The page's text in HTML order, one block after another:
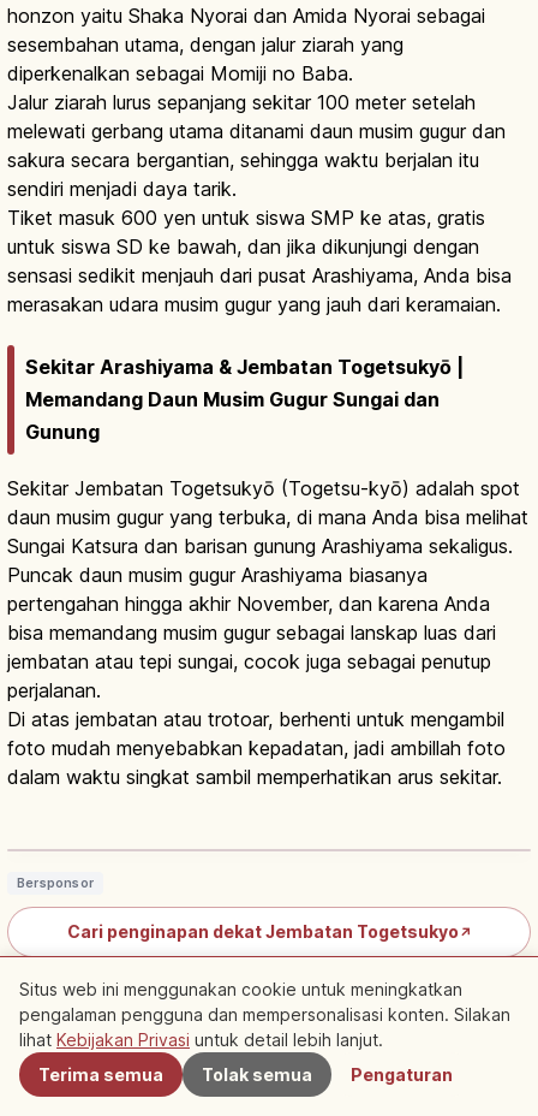
honzon yaitu Shaka Nyorai dan Amida Nyorai sebagai
sesembahan utama, dengan jalur ziarah yang
diperkenalkan sebagai Momiji no Baba.
Jalur ziarah lurus sepanjang sekitar 100 meter setelah
melewati gerbang utama ditanami daun musim gugur dan
sakura secara bergantian, sehingga waktu berjalan itu
sendiri menjadi daya tarik.
Tiket masuk 600 yen untuk siswa SMP ke atas, gratis
untuk siswa SD ke bawah, dan jika dikunjungi dengan
sensasi sedikit menjauh dari pusat Arashiyama, Anda bisa
merasakan udara musim gugur yang jauh dari keramaian.
Sekitar Arashiyama & Jembatan Togetsukyō |
Memandang Daun Musim Gugur Sungai dan
Gunung
Sekitar Jembatan Togetsukyō (Togetsu-kyō) adalah spot
daun musim gugur yang terbuka, di mana Anda bisa melihat
Sungai Katsura dan barisan gunung Arashiyama sekaligus.
Puncak daun musim gugur Arashiyama biasanya
pertengahan hingga akhir November, dan karena Anda
bisa memandang musim gugur sebagai lanskap luas dari
jembatan atau tepi sungai, cocok juga sebagai penutup
perjalanan.
Di atas jembatan atau trotoar, berhenti untuk mengambil
foto mudah menyebabkan kepadatan, jadi ambillah foto
dalam waktu singkat sambil memperhatikan arus sekitar.
Jembatan Togetsukyo Arashiyama
Berkunjung
Bersponsor
Cari penginapan dekat Jembatan Togetsukyo ↗
Cari aktivitas di Jembatan Togetsukyo↗
Terdekat
Situs web ini menggunakan cookie untuk meningkatkan
pengalaman pengguna dan mempersonalisasi konten. Silakan
lihat Kebijakan Privasi untuk detail lebih lanjut.
Terima semua
Tolak semua Pengaturan